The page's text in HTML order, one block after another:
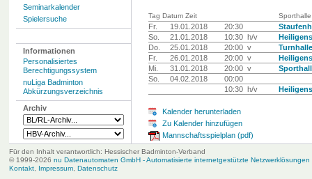
Seminarkalender
Spielersuche
Informationen
Personalisiertes
Berechtigungssystem
nuLiga Badminton
Abkürzungsverzeichnis
Archiv
Tag Datum Zeit Sporthalle
Fr. 19.01.2018 20:30
So.
21.01.2018 10:30 h/v
Do.
25.01.2018 20:00 v
Fr.
26.01.2018 20:00 v
Mi.
31.01.2018 20:00 v
So.
04.02.2018
00:00
10:30 h/v
Kalender herunterladen
Zu Kalender hinzufügen
Mannschaftsspielplan (pdf)
Für den Inhalt verantwortlich: Hessischer Badminton-Verband
© 1999-2026 nu Datenautomaten GmbH - Automatisierte internetgestützte Netzwerklösungen
Kontakt, Impressum, Datenschutz